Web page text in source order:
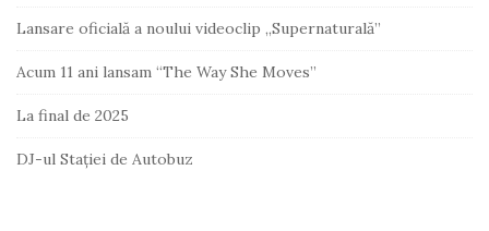
Lansare oficială a noului videoclip „Supernaturală”
Acum 11 ani lansam “The Way She Moves”
La final de 2025
DJ-ul Stației de Autobuz